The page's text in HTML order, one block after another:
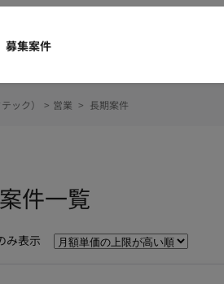
募集案件
件一覧
み表示
ック） > 営業 > 長期案件